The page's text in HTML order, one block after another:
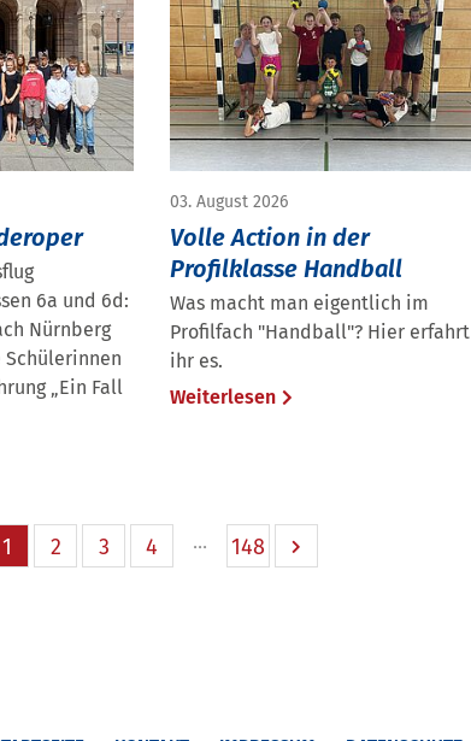
6a und 6d:
Nürnberg
Schülerinnen
„Ein Fall
03. August 2026
Volle Action in der
Profilklasse Handball
Was macht man eigentlich im
Profilfach "Handball"? Hier erfahrt
ihr es.
Weiterlesen
1 2 3 4 148